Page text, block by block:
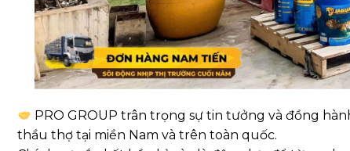
PRO GROUP trân trọng sự tin tưởng và đồng
thầu thợ tại miền Nam và trên toàn quốc.